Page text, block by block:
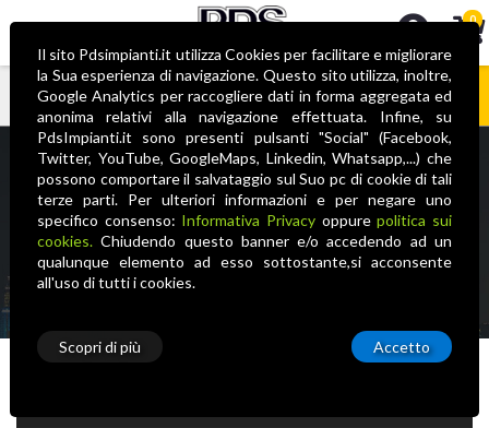
0
Nessun prodotto nel carrello
E-Commerce
Home Illuminotecnica Plafoniere
Performance in Lighting
S.P.A.
Il sito Pdsimpianti.it utilizza Cookies per facilitare e migliorare
la Sua esperienza di navigazione. Questo sito utilizza, inoltre,
Google Analytics per raccogliere dati in forma aggregata ed
anonima relativi alla navigazione effettuata. Infine, su
PdsImpianti.it sono presenti pulsanti "Social" (Facebook,
Twitter, YouTube, GoogleMaps, Linkedin, Whatsapp,...) che
possono comportare il salvataggio sul Suo pc di cookie di tali
terze parti. Per ulteriori informazioni e per negare uno
specifico consenso: Informativa Privacy oppurepolitica sui
cookies.Chiudendo questo banner e/o accedendo ad un
qualunque elemento ad esso sottostante,si acconsente
all'uso di tutti i cookies.
Scopri di più Accetto